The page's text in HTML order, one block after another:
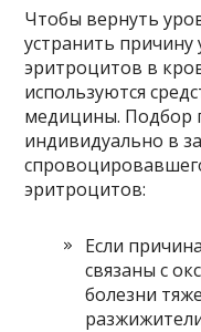
Чтобы вернуть
устранить причину
эритроцитов в
используются
медицины. Подбор
индивидуально в
эритроцитов:
Если
связаны с
болезни